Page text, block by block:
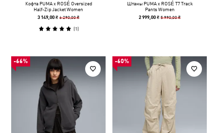
Кофта PUMA x ROSÉ Oversized
Half-Zip Jacket Women
3 149,00 ₴6 290,00 ₴
(1)
Штаны PUMA x ROSÉ T7 Track
Pants Women
2 999,00 ₴5 990,00 ₴
-66% -60%